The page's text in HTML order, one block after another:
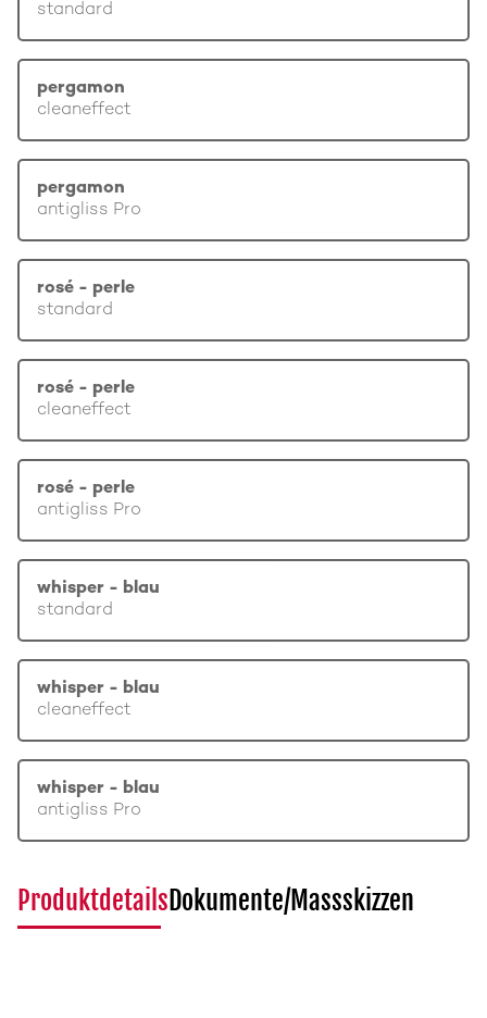
standard
pergamon
cleaneffect
pergamon
antigliss Pro
rosé - perle
standard
rosé - perle
cleaneffect
rosé - perle
antigliss Pro
whisper - blau
standard
whisper - blau
cleaneffect
whisper - blau
antigliss Pro
ProduktdetailsDokumente/Massskizzen